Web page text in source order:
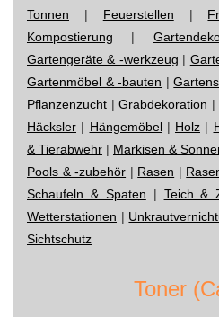
Tonnen | Feuerstellen |
Kompostierung |
Gartengeräte & -werkzeug |
Gartenmöbel & -bauten |
Pflanzenzucht |Grabdekoration |
Häcksler | Hängemöbel| Holz |
& Tierabwehr | Markisen &
Pools & -zubehör | Rasen |
Schaufeln & Spaten | Teich &
Wetterstationen |
Sichtschutz
Toner